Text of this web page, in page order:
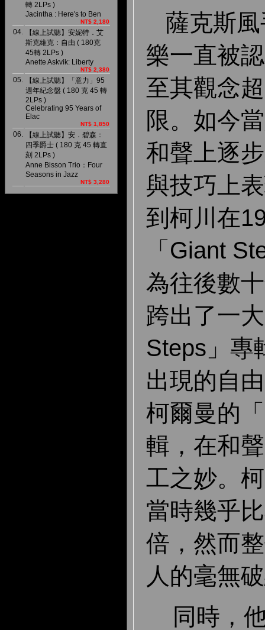
轉 2LPs )
Jacintha : Here′s to Ben
NT$ 2,180
04.
【線上試聽】安妮特．艾
斯克維克：自由 ( 180克
45轉 2LPs )
Anette Askvik: Liberty
NT$ 2,380
05.
【線上試聽】「意力」95
週年紀念盤 ( 180 克 45 轉
2LPs )
Celebrating 95 Years of
Elac
NT$ 1,850
06.
【線上試聽】安．碧森：
四季爵士 ( 180 克 45 轉直
刻 2LPs )
Anne Bisson Trio：Four
Seasons in Jazz
NT$ 3,280
薩克斯風
樂一直被
至其觀念
限。如今
和聲上逐
與技巧上
到柯川在
「Giant
為往後數
跨出了一
Steps」專
出現的自
柯爾曼的
輯，在和
工之妙。
當時幾乎
倍，然而
人的毫無
同時，